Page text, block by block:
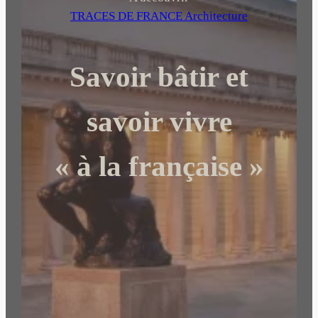
r
h
r
TRACES DE FRANCE Architecture
Savoir bâtir et
savoir vivre
« à la française »